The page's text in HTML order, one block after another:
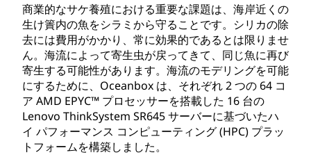
商業的なサケ養殖における重要な課題は、海岸近くの
生け簀内の魚をシラミから守ることです。シリカの除
去には費用がかかり、常に効果的であるとは限りませ
ん。海流によって寄生虫が戻ってきて、同じ魚に再び
寄生する可能性があります。海流のモデリングを可能
にするために、Oceanbox は、それぞれ 2 つの 64 コ
ア AMD EPYC™ プロセッサーを搭載した 16 台の
Lenovo ThinkSystem SR645 サーバーに基づいたハ
イ パフォーマンス コンピューティング (HPC) プラッ
トフォームを構築しました。